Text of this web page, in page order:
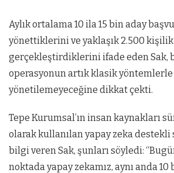
Aylık ortalama 10 ila 15 bin aday
yönettiklerini ve yaklaşık 2.500 kişilik
gerçekleştirdiklerini ifade eden Sak,
operasyonun artık klasik yöntemlerle
yönetilemeyeceğine dikkat çekti.
Tepe Kurumsal’ın insan kaynakları
olarak kullanılan yapay zeka
bilgi veren Sak, şunları söyledi:
noktada yapay zekamız, aynı anda